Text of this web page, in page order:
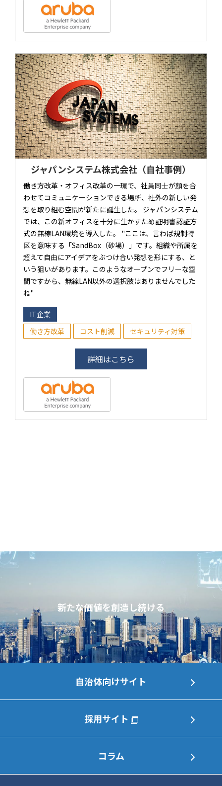
ジャパンシステム株式会社（自社事例）
働き方改革・オフィス改革の一環で、社員同士が顔を合
わせてコミュニケーションできる場所、社外の新しい発
想を取り組む空間が新たに誕生した。 ジャパンシステム
では、この新オフィスを十分に生かすため証明書認証方
式の無線LAN環境を導入した。 "ここは、言わば規制特
区を意味する「SandBox（砂場）」です。組織や所属を
超えて自由にアイデアをぶつけ合い発想を形にする、と
いう狙いがあります。このようなオープンでフリーな空
間ですから、無線LAN以外の選択肢はありませんでした
ね"
IT企業
働き方改革
コスト削減 セキュリティ対策
詳細はこちら
新たな価値を創造し続ける
自治体向けサイト
採用サイト
コラム